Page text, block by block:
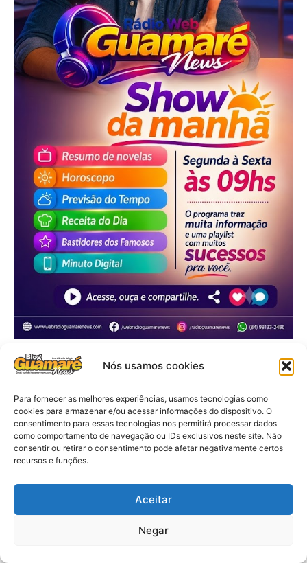
Nós usamos cookies
Para fornecer as melhores experiências, usamos tecnologias como
cookies para armazenar e/ou acessar informações do dispositivo. O
consentimento para essas tecnologias nos permitirá processar dados
como comportamento de navegação ou IDs exclusivos neste site. Não
consentir ou retirar o consentimento pode afetar negativamente certos
recursos e funções.
Aceitar
Negar